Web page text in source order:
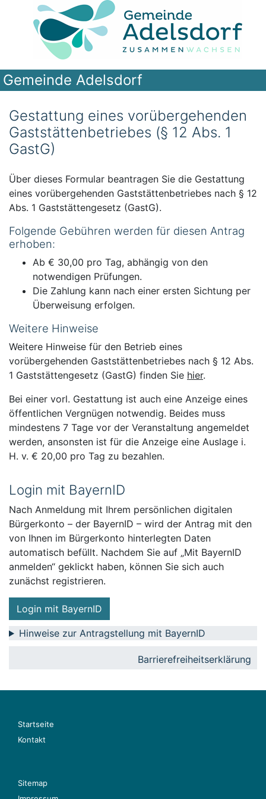
Gemeinde Adelsdorf
Gestattung eines vorübergehenden
Gaststättenbetriebes (§ 12 Abs. 1
GastG)
Über dieses Formular beantragen Sie die Gestattung
eines vorübergehenden Gaststättenbetriebes nach § 12
Abs. 1 Gaststättengesetz (GastG).
Folgende Gebühren werden für diesen Antrag
erhoben:
Ab € 30,00 pro Tag, abhängig von den
notwendigen Prüfungen.
Die Zahlung kann nach einer ersten Sichtung per
Überweisung erfolgen.
Weitere Hinweise
Weitere Hinweise für den Betrieb eines
vorübergehenden Gaststättenbetriebes nach § 12 Abs.
1 Gaststättengesetz (GastG) finden Sie hier.
Bei einer vorl. Gestattung ist auch eine Anzeige eines
öffentlichen Vergnügen notwendig. Beides muss
mindestens 7 Tage vor der Veranstaltung angemeldet
werden, ansonsten ist für die Anzeige eine Auslage i.
H. v. € 20,00 pro Tag zu bezahlen.
Login mit BayernID
Nach Anmeldung mit Ihrem persönlichen digitalen
Bürgerkonto – der BayernID – wird der Antrag mit den
von Ihnen im Bürgerkonto hinterlegten Daten
automatisch befüllt. Nachdem Sie auf „Mit BayernID
anmelden“ geklickt haben, können Sie sich auch
zunächst registrieren.
Login mit BayernID
Hinweise zur Antragstellung mit BayernID
Barrierefreiheitserklärung
Startseite
Kontakt
Sitemap